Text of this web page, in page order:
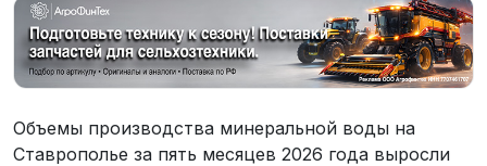
Объемы производства минеральной воды на
Ставрополье за пять месяцев 2026 года выросли